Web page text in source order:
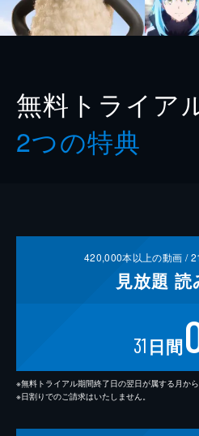
無料トライア
2つの特典
420,000本以上の動画 /
見放題 読
31 日間
※無料トライアル期間終了日の翌日が属する月から
※日割りでのご請求はいたしません。